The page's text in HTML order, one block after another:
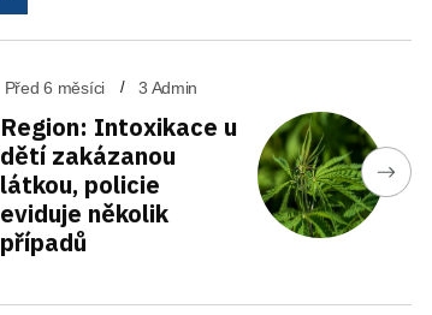
Před 6 měsíci 3 Admin
Region: Intoxikace u
dětí zakázanou
látkou, policie
eviduje několik
případů